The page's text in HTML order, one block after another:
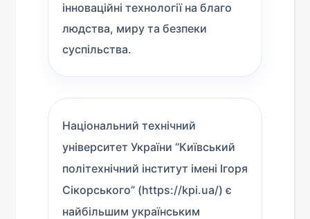
інноваційні технології на благо
людства, миру та безпеки
суспільства.
Національний технічний
університет України “Київський
політехнічний інститут імені Ігоря
Сікорського” (https://kpi.ua/) є
найбільшим українським